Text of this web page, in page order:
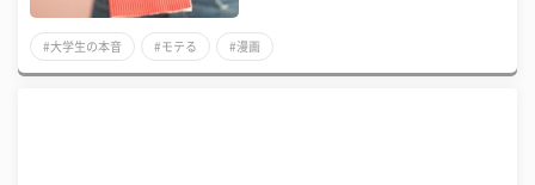
#大学生の本音 #モテる #漫画